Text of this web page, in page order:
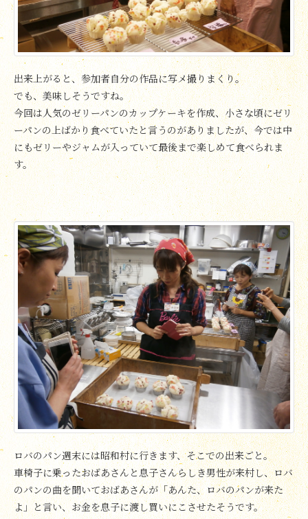
出来上がると、参加者自分の作品に写メ撮りまくり。
でも、美味しそうですね。
今回は人気のゼリーパンのカップケーキを作成、小さな頃にゼリ
ーパンの上ばかり食べていたと言うのがありましたが、今では中
にもゼリーやジャムが入っていて最後まで楽しめて食べられま
す。
ロバのパン週末には昭和村に行きます、そこでの出来ごと。
車椅子に乗ったおばあさんと息子さんらしき男性が来村し、ロバ
のパンの曲を聞いておばあさんが「あんた、ロバのパンが来た
よ」と言い、お金を息子に渡し買いにこさせたそうです。